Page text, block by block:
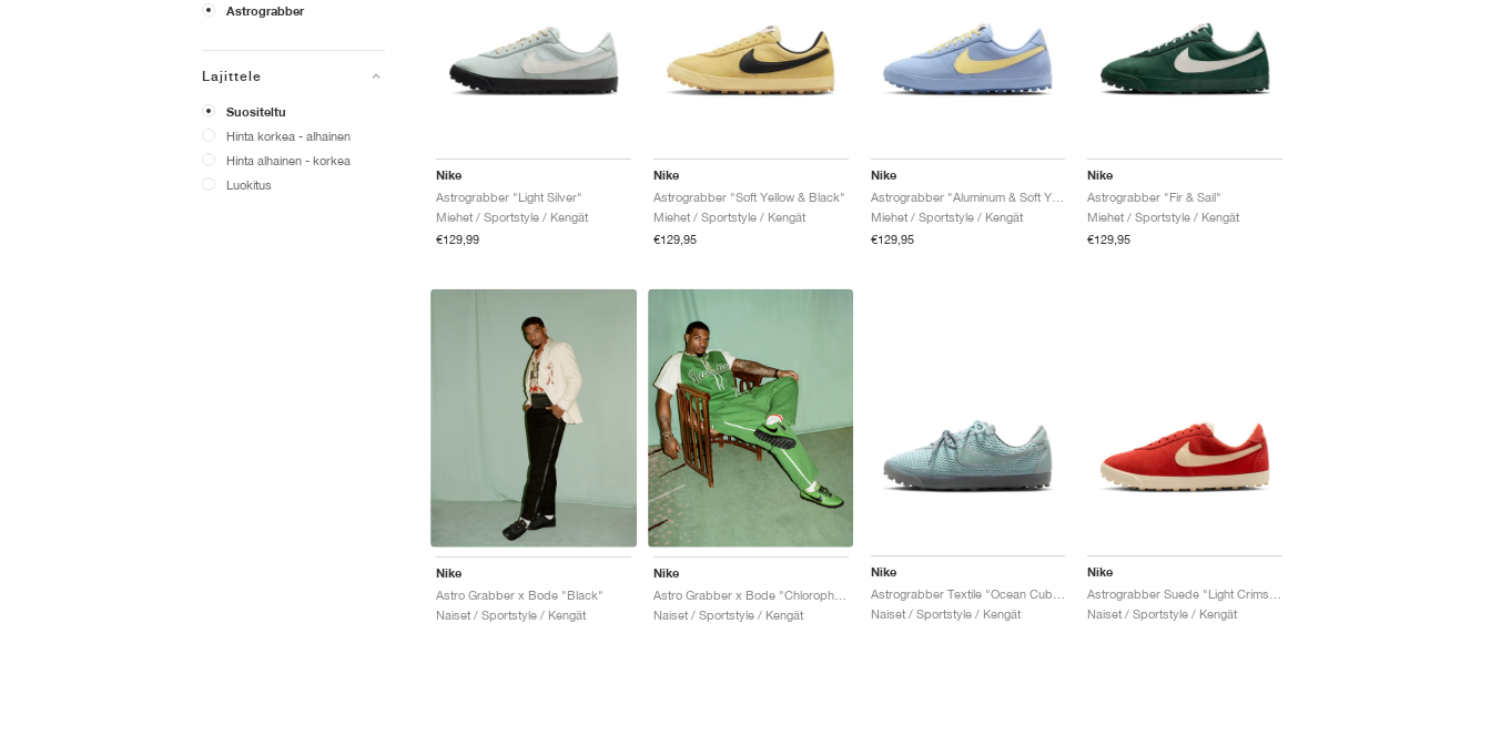
Astrograbber
Lajittele
Suositeltu
Hinta korkea - alhainen
Hinta alhainen - korkea
Luokitus
Nike
Astrograbber "Light Silver"
Miehet / Sportstyle / Kengät
€129,99
Nike
Astrograbber "Soft Yellow & Black"
Miehet / Sportstyle / Kengät
€129,95
Nike
Astrograbber "Aluminum & Soft Yellow"
Miehet / Sportstyle / Kengät
€129,95
Nike
Astrograbber "Fir & Sail"
Miehet / Sportstyle / Kengät
€129,95
Nike
Astro Grabber x Bode "Black"
Naiset / Sportstyle / Kengät
Nike
Astro Grabber x Bode "Chlorophyll"
Naiset / Sportstyle / Kengät
Nike
Naiset / Sportstyle / Kengät
Nike
Naiset / Sportstyle / Kengät